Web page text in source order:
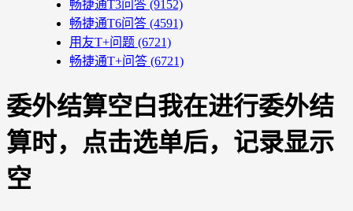
畅捷通T3问答 (9152)
畅捷通T6问答 (4591)
用友T+问题 (6721)
畅捷通T+问答 (6721)
委外结算空白我在进行委外结
算时，点击选单后，记录显示
空